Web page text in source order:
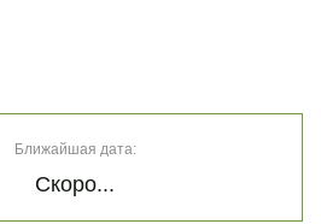
Ближайшая дата:
Скоро...